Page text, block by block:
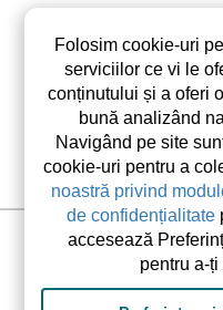
©2026
Folosim cookie-uri
serviciilor ce vi le
conținutului și a oferi
bună analizând
Navigând pe site
cookie-uri pentru a
noastră privind
de confidențialitate
accesează
pentru a-